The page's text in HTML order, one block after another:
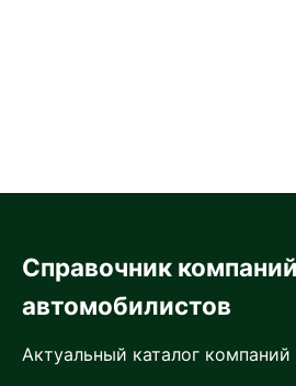
Справочник
автомобилистов
Актуальный каталог